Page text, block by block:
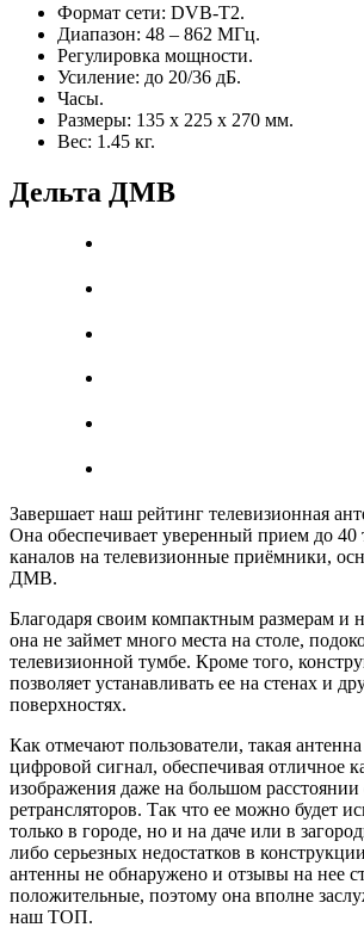
Формат сети: DVB-T2.
Диапазон: 48 – 862 МГц.
Регулировка мощности.
Усиление: до 20/36 дБ.
Часы.
Размеры: 135 х 225 х 270 мм.
Вес: 1.45 кг.
Дельта ДМВ
Завершает наш рейтинг телевизионная
Она обеспечивает уверенный прием до 40
каналов на телевизионные приёмники,
ДМВ.
Благодаря своим компактным размерам и
она не займет много места на столе,
телевизионной тумбе. Кроме того,
позволяет устанавливать ее на стенах и
поверхностях.
Как отмечают пользователи, такая
цифровой сигнал, обеспечивая отличное
изображения даже на большом
ретрансляторов. Так что ее можно будет
только в городе, но и на даче или в
либо серьезных недостатков в
антенны не обнаружено и отзывы на нее
положительные, поэтому она вполне
наш ТОП.